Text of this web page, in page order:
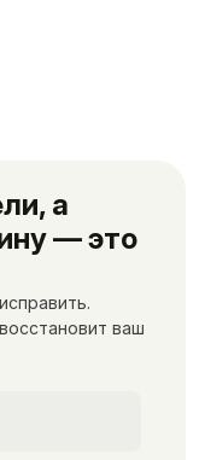
а
— это
ваш